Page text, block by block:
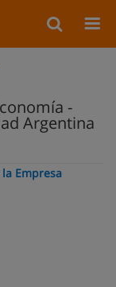
-
Argentina
Empresa